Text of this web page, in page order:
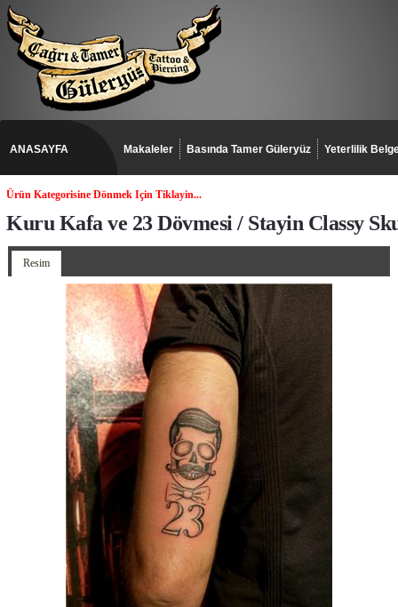
ANASAYFA Makaleler Basında Tamer Güleryüz Yeterlilik
Ürün Kategorisine Dönmek Için Tiklayin...
Kuru Kafa ve 23 Dövmesi / Stayin Classy
Resim